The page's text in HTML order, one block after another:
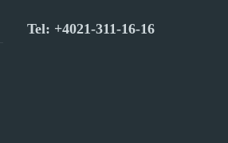
Tel: +4021-311-16-16